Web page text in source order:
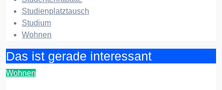
Studienplatztausch
Studium
Wohnen
Das ist gerade interessant
Wohnen